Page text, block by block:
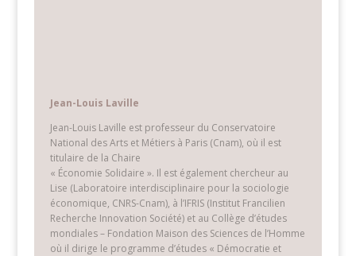
Hermès n° 36, Économie solidaire et démocratie / 2003
lire plus…
Jean-Louis Laville
Jean-Louis Laville est professeur du Conservatoire
National des Arts et Métiers à Paris (Cnam), où il est
titulaire de la Chaire
« Économie Solidaire ». Il est également chercheur au
Lise (Laboratoire interdisciplinaire pour la sociologie
économique, CNRS-Cnam), à l’IFRIS (Institut Francilien
Recherche Innovation Société) et au Collège d’études
mondiales – Fondation Maison des Sciences de l’Homme
où il dirige le programme d’études « Démocratie et